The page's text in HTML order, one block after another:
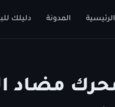
الرئيسية المدونة دليلك